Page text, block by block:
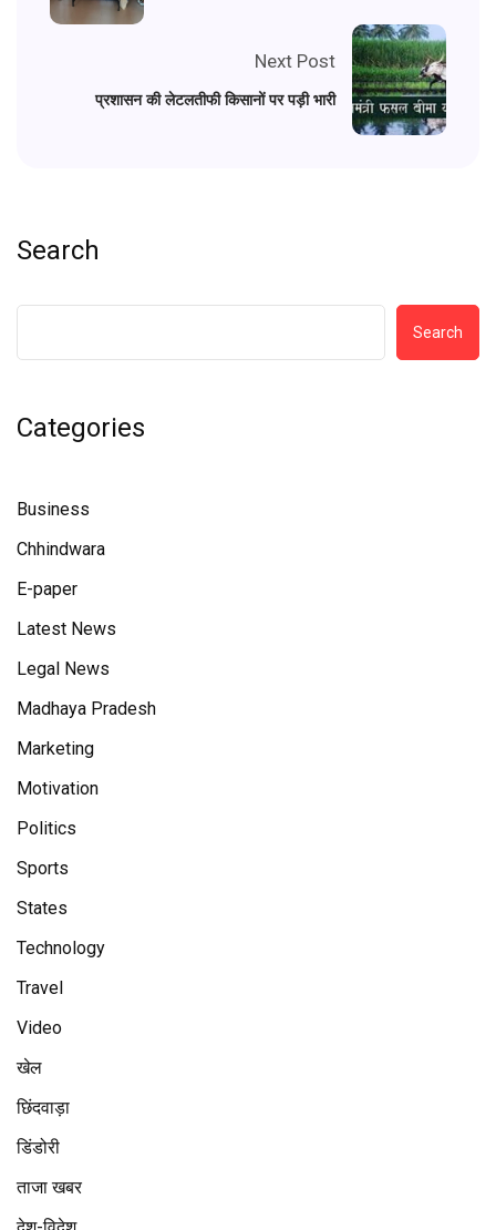
Next Post
प्रशासन की लेटलतीफी किसानों पर पड़ी भारी
Search
Search
Categories
Business
Chhindwara
E-paper
Latest News
Legal News
Madhaya Pradesh
Marketing
Motivation
Politics
Sports
States
Technology
Travel
Video
खेल
छिंदवाड़ा
डिंडोरी
ताजा खबर